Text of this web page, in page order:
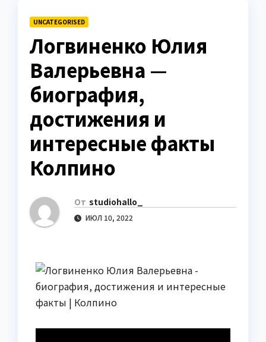
UNCATEGORISED
Логвиненко Юлия
Валерьевна —
биография,
достижения и
интересные факты
Колпино
От studiohallo_
ИЮЛ 10, 2022